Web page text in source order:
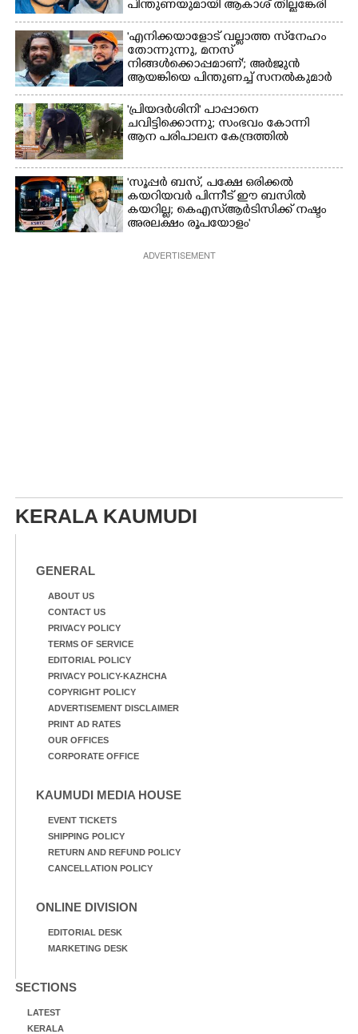
പിന്തുണയുമായി ആകാശ് തില്ലങ്കേരി
'എനിക്കയാളോട് വല്ലാത്ത സ്‌നേഹം
തോന്നുന്നു, മനസ്
നിങ്ങൾക്കൊപ്പമാണ്'; അർജുൻ
ആയങ്കിയെ പിന്തുണച്ച് സനൽകുമാർ
'പ്രിയദർശിനി' പാപ്പാനെ
ചവിട്ടിക്കൊന്നു; സംഭവം കോന്നി
ആന പരിപാലന കേന്ദ്രത്തിൽ
'സൂപ്പർ ബസ്, പക്ഷേ ഒരിക്കൽ
കയറിയവർ പിന്നീട് ഈ ബസിൽ
കയറില്ല; കെഎസ്ആർടിസിക്ക് നഷ്ടം
അരലക്ഷം രൂപയോളം'
ADVERTISEMENT
KERALA KAUMUDI
GENERAL
ABOUT US
CONTACT US
PRIVACY POLICY
TERMS OF SERVICE
EDITORIAL POLICY
PRIVACY POLICY-KAZHCHA
COPYRIGHT POLICY
ADVERTISEMENT DISCLAIMER
PRINT AD RATES
OUR OFFICES
CORPORATE OFFICE
KAUMUDI MEDIA HOUSE
EVENT TICKETS
SHIPPING POLICY
RETURN AND REFUND POLICY
CANCELLATION POLICY
ONLINE DIVISION
EDITORIAL DESK
MARKETING DESK
SECTIONS
LATEST
KERALA